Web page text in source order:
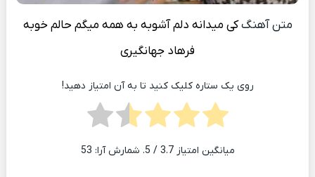
متن آهنگکی میدانه دلم آشوبه به همه میگم حالم‌ خوبه
فرهاد جهانگیری
روی یک ستاره کلیک کنید تا به آن امتیاز دهید!
میانگین امتیاز3.7 / 5. شمارش آرا: 53